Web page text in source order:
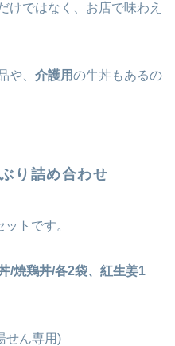
けではなく、お店で味わえ
や、 介護用の牛丼もあるの
り詰め合わせ
トです。
/焼鶏丼/各2袋、紅生姜1
せん専用)